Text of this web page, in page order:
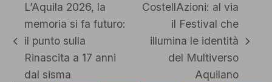
post
precedente:
L’Aquila 2026, la
memoria si fa futuro:
il punto sulla
Rinascita a 17 anni
dal sisma
articolo
successivo:
CostellAzioni: al via
il Festival che
illumina le identità
del Multiverso
Aquilano